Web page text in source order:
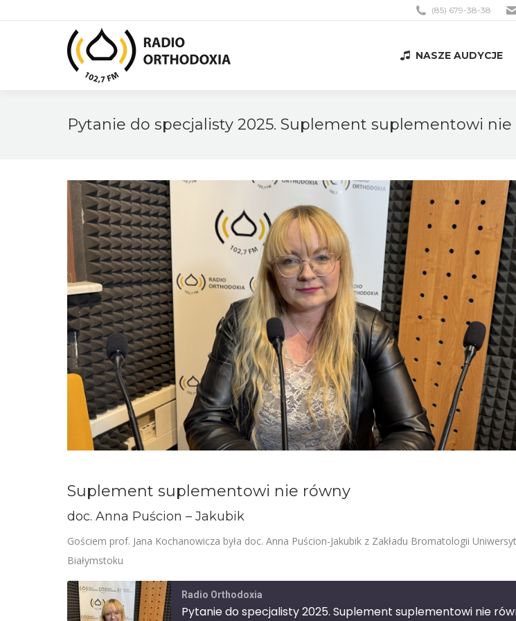
(85) 679-38-38
NASZE AUDYCJE
Pytanie do specjalisty 2025. Suplement suplementowi
Suplement suplementowi nie równy
doc. Anna Puścion – Jakubik
Gościem prof. Jana Kochanowicza była doc. Anna Puścion-Jakubik z Zakładu Bromatologii
Białymstoku
Radio Orthodoxia
Pytanie do specjalisty 2025. Suplement suplementowi nie